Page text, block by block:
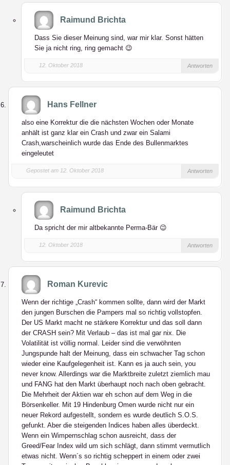
Raimund Brichta
Dass Sie dieser Meinung sind, war mir klar. Sonst hätten
Sie ja nicht ring, ring gemacht 😉
12. Oktober 2018 Antworten
Hans Fellner
also eine Korrektur die die nächsten Wochen oder Monate
anhält ist ganz klar ein Crash und zwar ein Salami
Crash,warscheinlich wurde das Ende des Bullenmarktes
eingeleutet
Gepostet am 12. Oktober 2018 Antworten
Raimund Brichta
Da spricht der mir altbekannte Perma-Bär 😉
12. Oktober 2018 Antworten
Roman Kurevic
Wenn der richtige „Crash“ kommen sollte, dann wird der Markt
den jungen Burschen die Pampers mal so richtig vollstopfen.
Der US Markt macht ne stärkere Korrektur und das soll dann
der CRASH sein? Mit Verlaub – das ist mal gar nix. Die
Volatilität ist völlig normal. Leider sind die verwöhnten
Jungspunde halt der Meinung, dass ein schwacher Tag schon
wieder eine Kaufgelegenheit ist. Kann es ja auch sein, you
never know. Allerdings war die Marktbreite zuletzt ziemlich mau
und FANG hat den Markt überhaupt noch nach oben gebracht.
Die Mehrheit der Aktien war eh schon auf dem Weg in die
Börsenkeller. Mit 19 Hindenburg Omen wurde nicht nur ein
neuer Rekord aufgestellt, sondern es wurde deutlich S.O.S.
gefunkt. Aber die steigenden Indices haben alles überdeckt.
Wenn ein Wimpernschlag schon ausreicht, dass der
Greed/Fear Index wild um sich schlägt, dann stimmt vermutlich
etwas nicht. Wenn´s so richtig scheppert in einem oder zwei